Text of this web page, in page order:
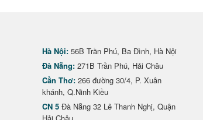
Hà Nội: 56B Trần Phú, Ba Đình, Hà Nội
Đà Nẵng: 271B Trần Phú, Hải Châu
Cần Thơ: 266 đường 30/4, P. Xuân
khánh, Q.Ninh Kiều
CN 5 Đà Nẵng 32 Lê Thanh Nghị, Quận